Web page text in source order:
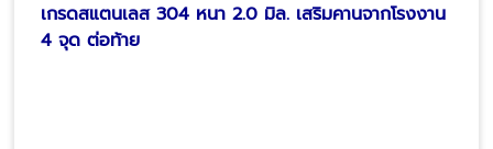
เกรดสแตนเลส 304 หนา 2.0 มิล. เสริมคานจากโรงงาน
4 จุด ต่อท้าย